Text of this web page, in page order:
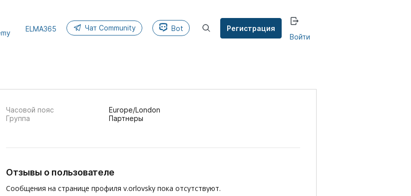
ELMA365 Чат Community Bot
Регистрация
Войти
Часовой пояс
Europe/London
Группа
Партнеры
Отзывы о пользователе
Сообщения на странице профиля v.orlovsky пока отсутствуют.